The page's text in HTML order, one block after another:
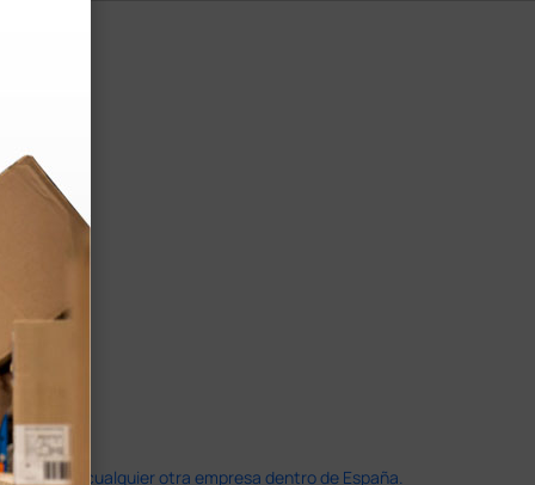
que en cualquier otra empresa dentro de España.